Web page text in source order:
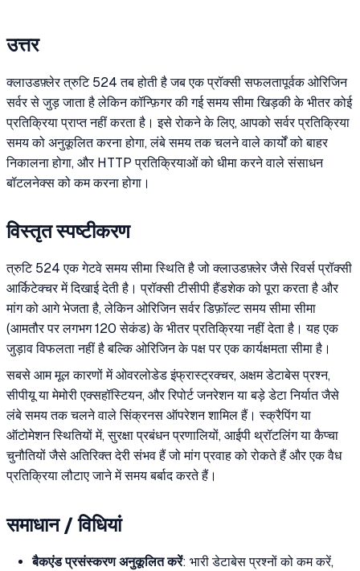
उत्तर
क्लाउडफ़्लेर त्रुटि 524 तब होती है जब एक प्रॉक्सी सफलतापूर्वक ओरिजिन
सर्वर से जुड़ जाता है लेकिन कॉन्फ़िगर की गई समय सीमा खिड़की के भीतर कोई
प्रतिक्रिया प्राप्त नहीं करता है। इसे रोकने के लिए, आपको सर्वर प्रतिक्रिया
समय को अनुकूलित करना होगा, लंबे समय तक चलने वाले कार्यों को बाहर
निकालना होगा, और HTTP प्रतिक्रियाओं को धीमा करने वाले संसाधन
बॉटलनेक्स को कम करना होगा।
विस्तृत स्पष्टीकरण
त्रुटि 524 एक गेटवे समय सीमा स्थिति है जो क्लाउडफ़्लेर जैसे रिवर्स प्रॉक्सी
आर्किटेक्चर में दिखाई देती है। प्रॉक्सी टीसीपी हैंडशेक को पूरा करता है और
मांग को आगे भेजता है, लेकिन ओरिजिन सर्वर डिफ़ॉल्ट समय सीमा सीमा
(आमतौर पर लगभग 120 सेकंड) के भीतर प्रतिक्रिया नहीं देता है। यह एक
जुड़ाव विफलता नहीं है बल्कि ओरिजिन के पक्ष पर एक कार्यक्षमता सीमा है।
सबसे आम मूल कारणों में ओवरलोडेड इंफ्रास्ट्रक्चर, अक्षम डेटाबेस प्रश्न,
सीपीयू या मेमोरी एक्सहॉस्टियन, और रिपोर्ट जनरेशन या बड़े डेटा निर्यात जैसे
लंबे समय तक चलने वाले सिंक्रनस ऑपरेशन शामिल हैं। स्क्रैपिंग या
ऑटोमेशन स्थितियों में, सुरक्षा प्रबंधन प्रणालियों, आईपी थ्रॉटलिंग या कैप्चा
चुनौतियों जैसे अतिरिक्त देरी संभव हैं जो मांग प्रवाह को रोकते हैं और एक वैध
प्रतिक्रिया लौटाए जाने में समय बर्बाद करते हैं।
समाधान / विधियां
बैकएंड प्रसंस्करण अनुकूलित करें: भारी डेटाबेस प्रश्नों को कम करें,